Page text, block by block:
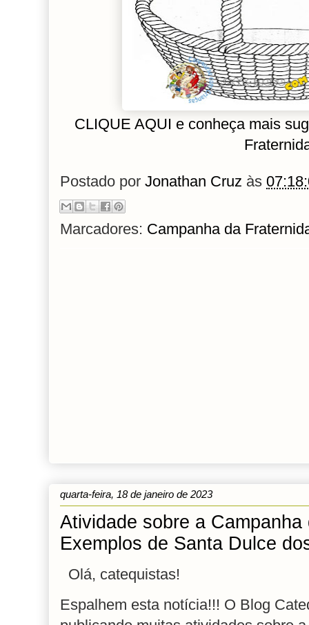
CLIQUE AQUI e conheça mais
Postado por Jonathan Cruz às
Marcadores: Campanha da
quarta-feira, 18 de janeiro de 2023
Atividade sobre a
Exemplos de Santa Dulce
Olá, catequistas!
Espalhem esta notícia!!! O Blog